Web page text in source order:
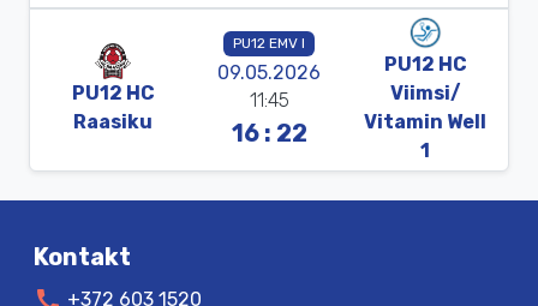
PU12 HC
Raasiku
PU12 EMV I
09.05.2026
11:45
16 : 22
PU12 HC
Viimsi/
Vitamin Well
1
Kontakt
+372 603 1520